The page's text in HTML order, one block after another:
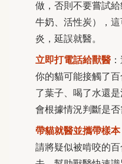
做，否則不要嘗試
牛奶、活性炭），
炎，延誤就醫。
立即打電話給獸醫
你的貓可能接觸了
了葉子、喝了水還
會根據情況判斷是否
帶貓就醫並攜帶樣本
請將疑似被啃咬的